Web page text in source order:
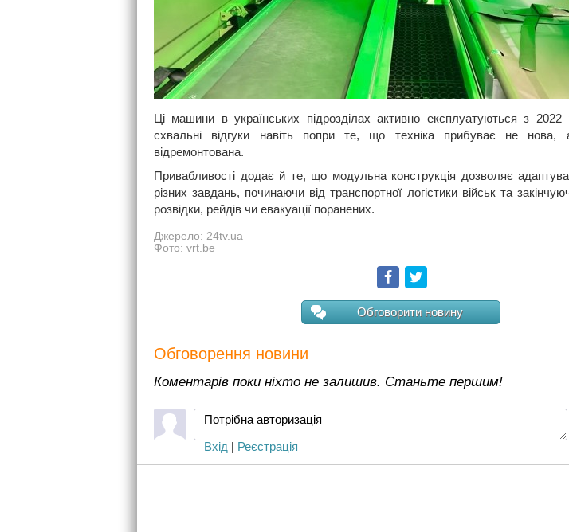
Ці машини в українських підрозділах активно експлуатуються з
схвальні відгуки навіть попри те, що техніка прибуває не нова,
відремонтована.
Привабливості додає й те, що модульна конструкція дозволяє
різних завдань, починаючи від транспортної логістики військ та
розвідки, рейдів чи евакуації поранених.
Джерело: 24tv.ua
Фото: vrt.be
Facebook
Обговорити новину
Обговорення новини
Коментарів поки ніхто не залишив. Станьте першим!
Потрібна авторизація
Вхід | Реєстрація